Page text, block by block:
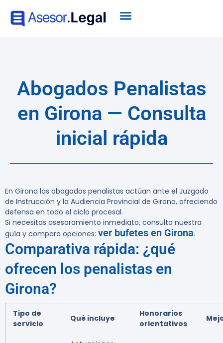
Abogados Penalistas
en Girona — Consulta
inicial rápida
En Girona los abogados penalistas actúan ante el Juzgado
de Instrucción y la Audiencia Provincial de Girona, ofreciendo
defensa en todo el ciclo procesal.
Si necesitas asesoramiento inmediato, consulta nuestra
guía y compara opciones: ver bufetes en Girona.
Comparativa rápida: ¿qué
ofrecen los penalistas en
Girona?
Tipo de
servicio
Qué incluye
Honorarios
orientativos